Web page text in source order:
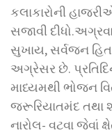
કલાકારોની
સજાવી
સુખાય, સર્વજન
અગ્રેસર છે.
માધ્યમથી ભોજન
જરૂરિયાતમંદ તથા
નારોલ- વટવા જેવાં